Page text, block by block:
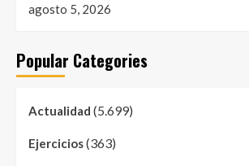
agosto 5, 2026
Popular Categories
Actualidad (5.699)
Ejercicios(363)